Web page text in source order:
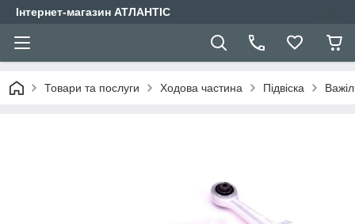
Інтернет-магазин АТЛАНТІС
Товари та послуги Ходова частина Підвіска